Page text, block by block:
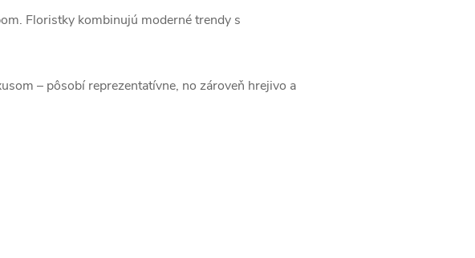
Floristky kombinujú moderné trendy s
– pôsobí reprezentatívne, no zároveň hrejivo a